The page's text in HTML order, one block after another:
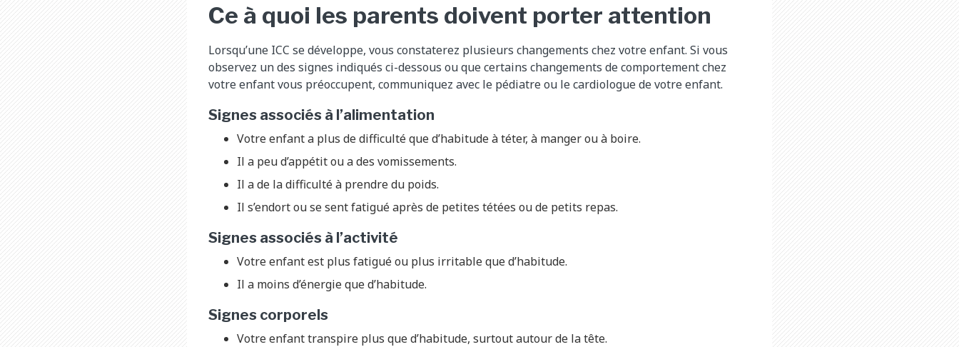
Ce à quoi les parents doivent porter attention
Lorsqu’une ICC se développe, vous constaterez plusieurs changements chez votre enfant. Si vous
observez un des signes indiqués ci-dessous ou que certains changements de comportement chez
votre enfant vous préoccupent, communiquez avec le pédiatre ou le cardiologue de votre enfant.
Signes associés à l’alimentation
Votre enfant a plus de difficulté que d’habitude à téter, à manger ou à boire.
Il a peu d’appétit ou a des vomissements.
Il a de la difficulté à prendre du poids.
Il s’endort ou se sent fatigué après de petites tétées ou de petits repas.
Signes associés à l’activité
Votre enfant est plus fatigué ou plus irritable que d’habitude.
Il a moins d’énergie que d’habitude.
Signes corporels
Votre enfant transpire plus que d’habitude, surtout autour de la tête.